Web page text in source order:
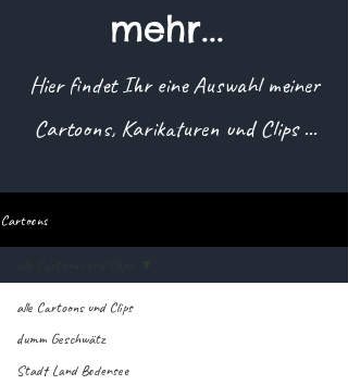
mehr...
Hier findet Ihr eine Auswahl meiner
Cartoons, Karikaturen und Clips ...
Cartoons
alle Cartoons und Clips
dumm Geschwätz
Stadt Land Bodensee